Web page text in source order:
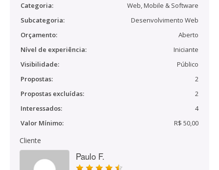
Categoria:
Web, Mobile & Software
Subcategoria:
Desenvolvimento Web
Orçamento:
Aberto
Nível de experiência:
Iniciante
Visibilidade:
Público
Propostas:
2
Propostas excluídas:
2
Interessados:
4
Valor Mínimo:
R$ 50,00
Cliente
Paulo F.